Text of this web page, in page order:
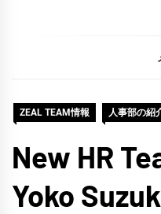
ZEAL TEAM情報 人事部の紹
New HR
Yoko